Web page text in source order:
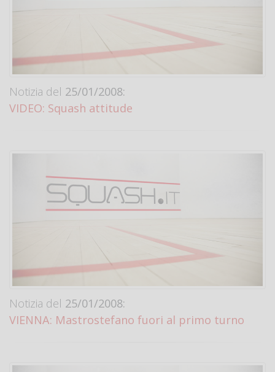
Notizia del 25/01/2008:
VIDEO: Squash attitude
Notizia del 25/01/2008:
VIENNA: Mastrostefano fuori al primo turno